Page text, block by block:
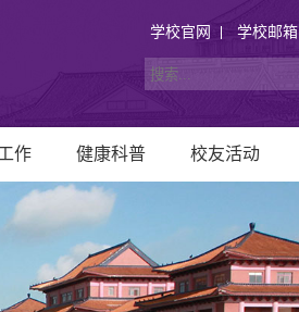
学校官网 学校邮箱
作 健康科普 校友活动